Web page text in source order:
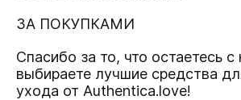
ЗА ПОКУПКАМИ
Спасибо за то, что остаетесь с
выбираете лучшие средства
ухода от Authentica.love!